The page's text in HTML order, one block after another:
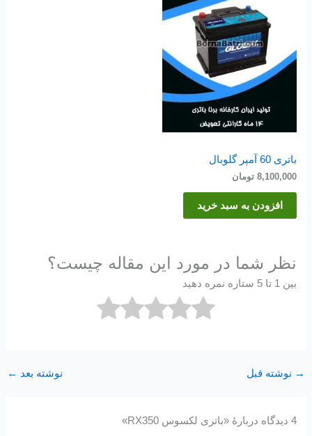
باتری 60 آمپر گلوبال
8,100,000 تومان
افزودن به سبد خرید
نظر شما در مورد این مقاله چیست؟
بین 1 تا 5 ستاره نمره دهید
→ نوشته قبل نوشته بعد ←
4 دیدگاه دربارهٔ «باتری لکسوس RX350»